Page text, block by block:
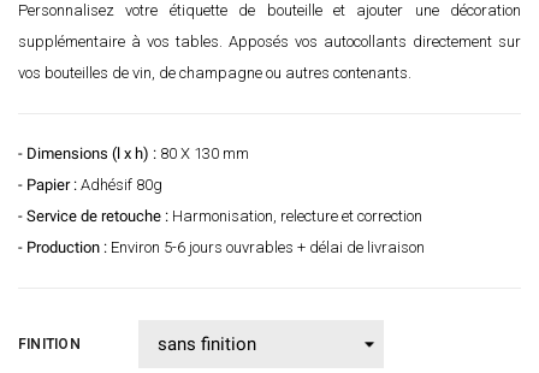
Personnalisez votre étiquette de bouteille et ajouter une décoration
supplémentaire à vos tables. Apposés vos autocollants directement sur
vos bouteilles de vin, de champagne ou autres contenants.
- Dimensions (l x h) : 80 X 130 mm
- Papier : Adhésif 80g
- Service de retouche : Harmonisation, relecture et correction
- Production : Environ 5-6 jours ouvrables + délai de livraison
FINITION